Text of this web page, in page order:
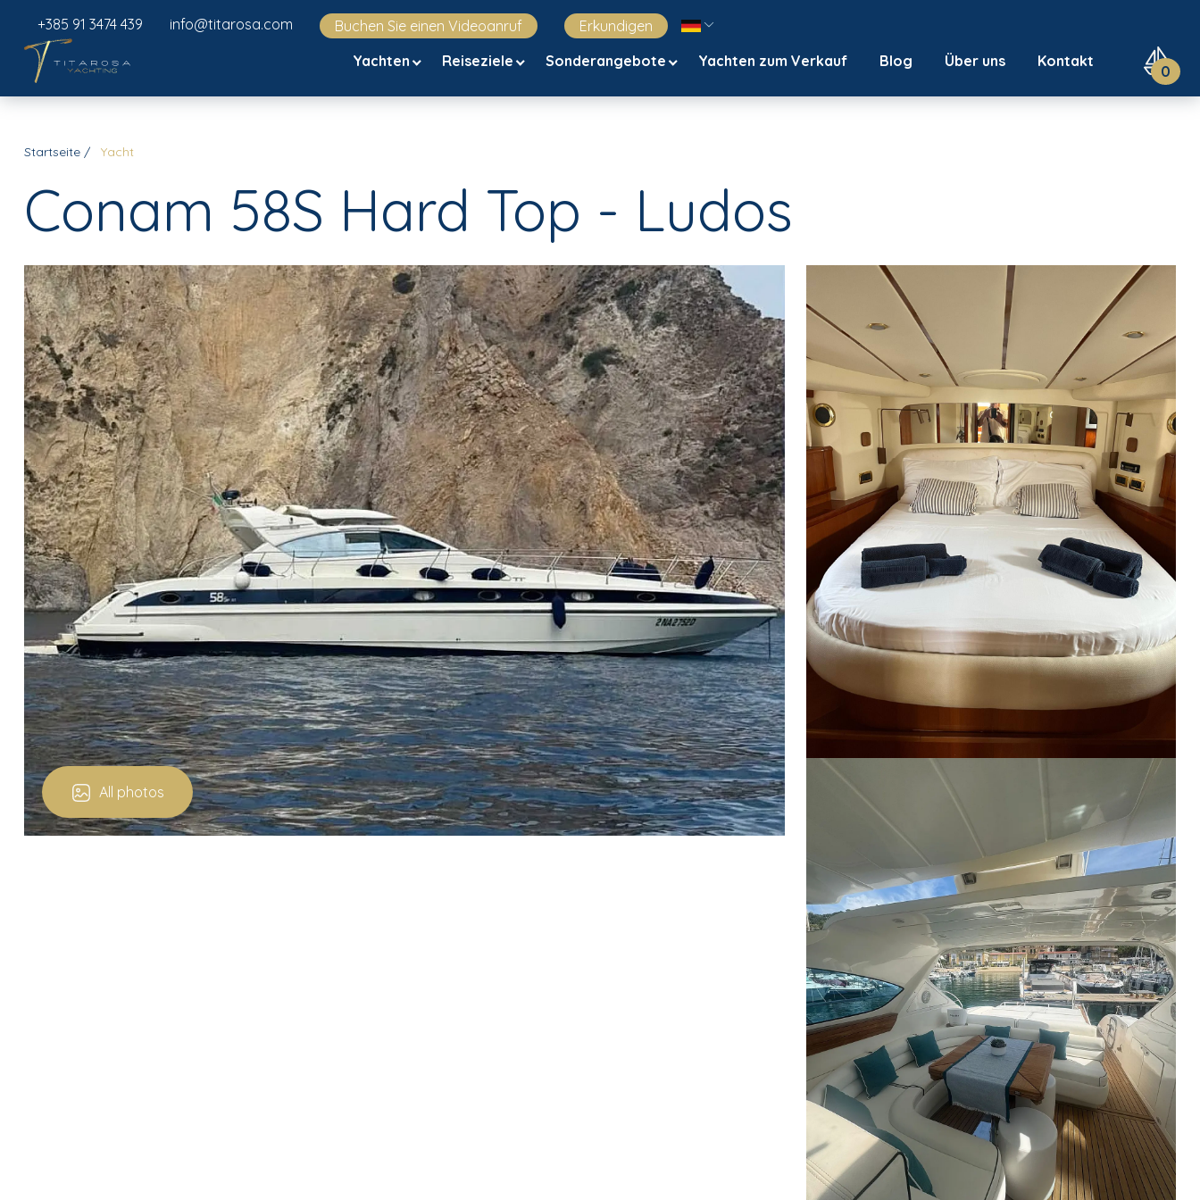
+385 91 3474 439 info@titarosa.com Buchen Sie einen Videoanruf
Erkundigen
Yachten
Reiseziele Sonderangebote Yachten zum Verkauf Blog Über uns Kontakt
0
Startseite Yacht
Conam 58S Hard Top - Ludos
All photos